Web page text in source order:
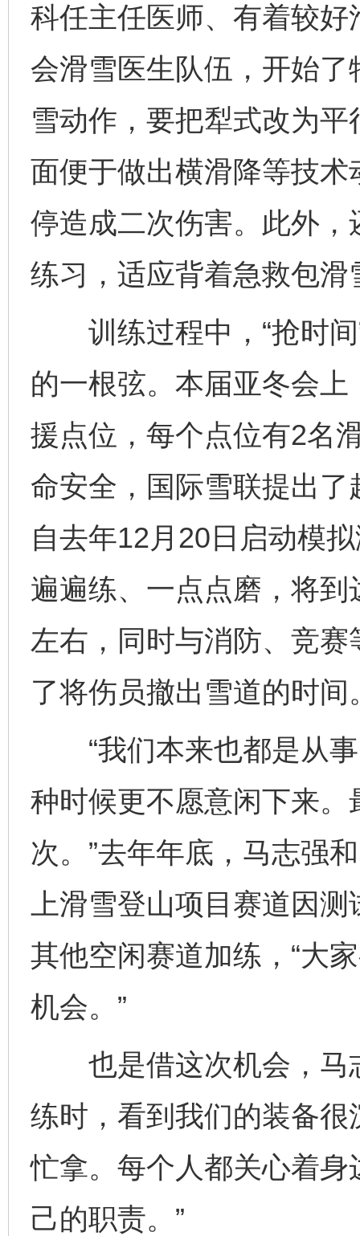
科任主任医师、有着较
会滑雪医生队伍，开始了
雪动作，要把犁式改为
面便于做出横滑降等技
停造成二次伤害。此外
练习，适应背着急救包滑
训练过程中，“抢时间
的一根弦。本届亚冬会
援点位，每个点位有2名
命安全，国际雪联提出了
自去年12月20日启动模
遍遍练、一点点磨，将
左右，同时与消防、竞
了将伤员撤出雪道的时间
“我们本来也都是从事
种时候更不愿意闲下来
次。”去年年底，马志强
上滑雪登山项目赛道因
其他空闲赛道加练，“大
机会。”
也是借这次机会，马志
练时，看到我们的装备
忙拿。每个人都关心着
己的职责。”